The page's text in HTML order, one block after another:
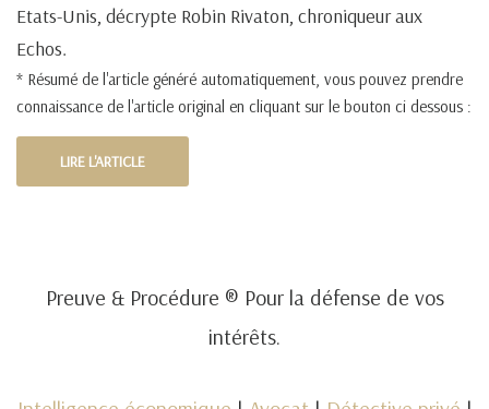
Etats-Unis, décrypte Robin Rivaton, chroniqueur aux
Echos.
* Résumé de l'article généré automatiquement, vous pouvez prendre
connaissance de l'article original en cliquant sur le bouton ci dessous :
LIRE L'ARTICLE
Preuve & Procédure ® Pour la défense de vos
intérêts.